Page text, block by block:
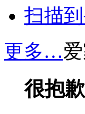
扫描
更多…
很抱